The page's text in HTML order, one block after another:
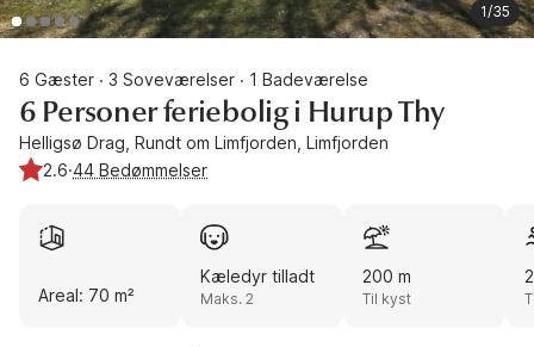
1/35
6 Gæster · 3 Soveværelser · 1 Badeværelse
6 Personer feriebolig i Hurup Thy
Helligsø Drag, Rundt om Limfjorden, Limfjorden
2.6·44 Bedømmelser
Areal: 70 m²
Kæledyr tilladt
Maks. 2
200 m
Til kyst